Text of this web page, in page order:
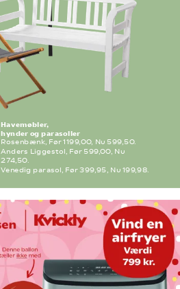
Havemøbler,
hynder og parasoller
Rosenbænk, Før 1199,00, Nu 599,50.
Anders Liggestol, Før 599,00, Nu
274,50.
Venedig parasol, Før 399,95, Nu 199,98.